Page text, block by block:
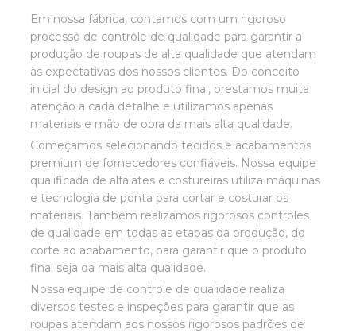
Em nossa fábrica, contamos com um rigoroso
processo de controle de qualidade para garantir a
produção de roupas de alta qualidade que atendam
às expectativas dos nossos clientes. Do conceito
inicial do design ao produto final, prestamos muita
atenção a cada detalhe e utilizamos apenas
materiais e mão de obra da mais alta qualidade.
Começamos selecionando tecidos e acabamentos
premium de fornecedores confiáveis. Nossa equipe
qualificada de alfaiates e costureiras utiliza máquinas
e tecnologia de ponta para cortar e costurar os
materiais. Também realizamos rigorosos controles
de qualidade em todas as etapas da produção, do
corte ao acabamento, para garantir que o produto
final seja da mais alta qualidade.
Nossa equipe de controle de qualidade realiza
diversos testes e inspeções para garantir que as
roupas atendam aos nossos rigorosos padrões de